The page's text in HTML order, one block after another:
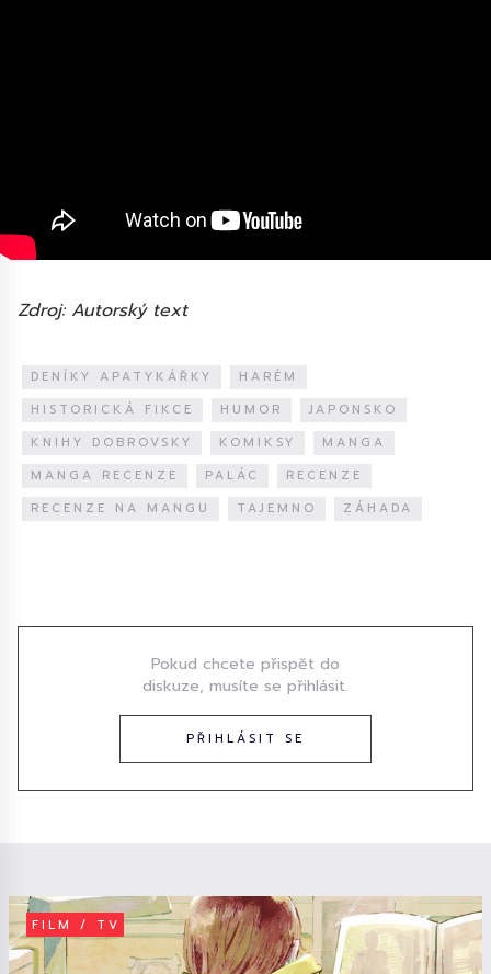
Zdroj: Autorský text
DENÍKY APATYKÁŘKY
HARÉM
HISTORICKÁ FIKCE
HUMOR
JAPONSKO
KNIHY DOBROVSKY
KOMIKSY
MANGA
MANGA RECENZE
PALÁC
RECENZE
RECENZE NA MANGU
TAJEMNO ZÁHADA
Pokud chcete přispět do
diskuze, musíte se přihlásit.
PŘIHLÁSIT SE
FILM / TV